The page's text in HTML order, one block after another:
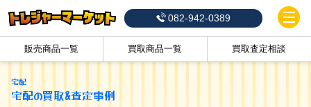
082-942-0389
販売商品一覧 買取商品一覧 買取査定相談
宅配
宅配の買取&査定事例